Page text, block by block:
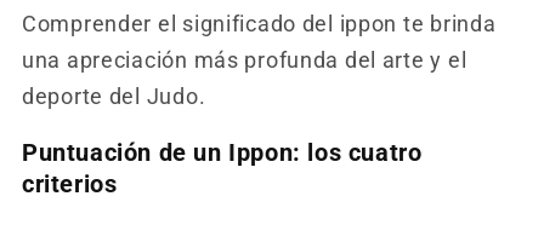
Comprender el significado del ippon te brinda
una apreciación más profunda del arte y el
deporte del Judo.
Puntuación de un Ippon: los cuatro
criterios